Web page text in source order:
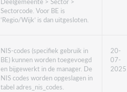
Sectorcode. Voor BE is
‘Regio/Wijk’ is dan uitgesloten.
NIS-codes (specifiek gebruik in
BE) kunnen worden toegevoegd
en bijgewerkt in de manager. De
NIS codes worden opgeslagen in
tabel adres_nis_codes.
20-
07-
2025